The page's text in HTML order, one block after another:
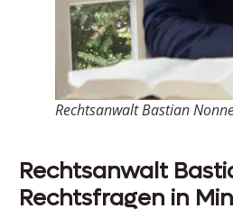
Rechtsanwalt Bastian
Rechtsanwalt
Rechtsfragen in